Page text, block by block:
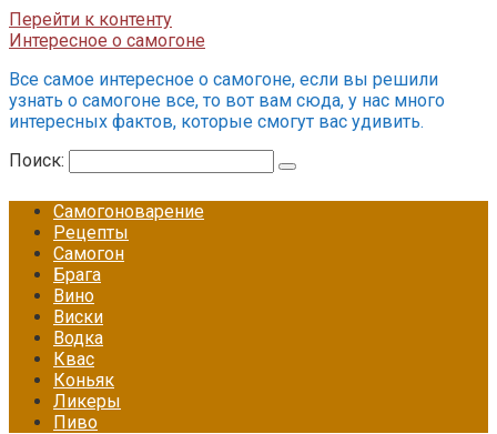
Перейти к контенту
Интересное о самогоне
Все самое интересное о самогоне, если вы решили
узнать о самогоне все, то вот вам сюда, у нас много
интересных фактов, которые смогут вас удивить.
Поиск:
Самогоноварение
Рецепты
Самогон
Брага
Вино
Виски
Водка
Квас
Коньяк
Ликеры
Пиво